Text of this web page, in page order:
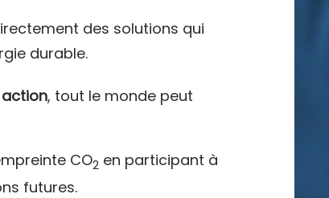
des solutions qui
durable.
, tout le monde peut
CO2 en participant à
futures.